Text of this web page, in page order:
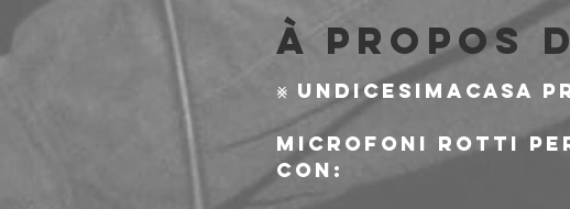
À propos
⨳ undicesimacasa
microfoni rotti
con: